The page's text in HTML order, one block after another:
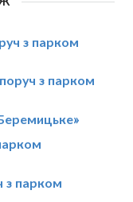
з парком
з парком
з парком